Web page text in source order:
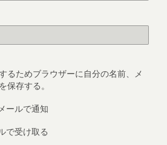
るためブラウザーに自分の名前、メ
保存する。
ールで通知
で受け取る